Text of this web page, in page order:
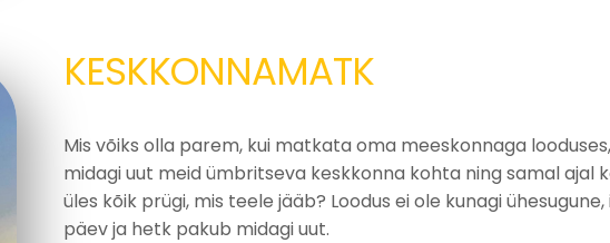
KESKKONNAMATK
Mis võiks olla parem, kui matkata oma meeskonnaga
midagi uut meid ümbritseva keskkonna kohta ning samal ajal
üles kõik prügi, mis teele jääb? Loodus ei ole kunagi ühesugune,
päev ja hetk pakub midagi uut.